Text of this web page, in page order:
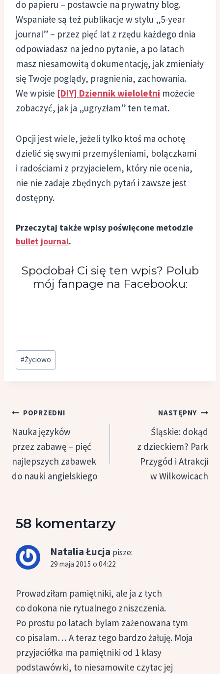
do papieru – postawcie na prywatny blog.
Wspaniałe są też publikacje w stylu „5-year
journal” – przez pięć lat z rzędu każdego dnia
odpowiadasz na jedno pytanie, a po latach
masz niesamowitą dokumentację, jak zmieniały
się Twoje poglądy, pragnienia, zachowania.
We wpisie [DIY] Dziennik wieloletni możecie
zobaczyć, jak ja „ugryzłam” ten temat.
Opcji jest wiele, jeżeli tylko ktoś ma ochotę
dzielić się swymi przemyśleniami, bolączkami
i radościami z przyjacielem, który nie ocenia,
nie nie zadaje zbędnych pytań i zawsze jest
dostępny.
Przeczytaj także wpisy poświęcone metodzie
bullet journal.
Spodobał Ci się ten wpis? Polub
mój fanpage na Facebooku:
Tagi
wpisu:
#Życiowo
Nawigacja
wpisu
POPRZEDNI
Nauka języków
przez zabawę – pięć
najlepszych zabawek
do nauki angielskiego
NASTĘPNY
Śląskie: dokąd
z dzieckiem? Park
Przygód i Atrakcji
w Wilkowicach
58 komentarzy
Natalia Łucja pisze:
29 maja 2015 o 04:22
Prowadziłam pamiętniki, ale ja z tych
co dokona nie rytualnego zniszczenia.
Po prostu po latach bylam zażenowana tym
co pisalam… A teraz tego bardzo żałuję. Moja
przyjaciółka ma pamiętniki od 1 klasy
podstawówki, to niesamowite czytac jej